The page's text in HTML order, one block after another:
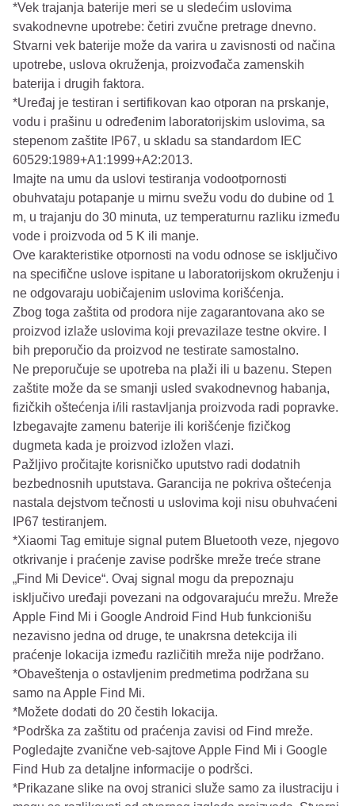
*Vek trajanja baterije meri se u sledećim uslovima
svakodnevne upotrebe: četiri zvučne pretrage dnevno.
Stvarni vek baterije može da varira u zavisnosti od načina
upotrebe, uslova okruženja, proizvođača zamenskih
baterija i drugih faktora.
*Uređaj je testiran i sertifikovan kao otporan na prskanje,
vodu i prašinu u određenim laboratorijskim uslovima, sa
stepenom zaštite IP67, u skladu sa standardom IEC
60529:1989+A1:1999+A2:2013.
Imajte na umu da uslovi testiranja vodootpornosti
obuhvataju potapanje u mirnu svežu vodu do dubine od 1
m, u trajanju do 30 minuta, uz temperaturnu razliku između
vode i proizvoda od 5 K ili manje.
Ove karakteristike otpornosti na vodu odnose se isključivo
na specifične uslove ispitane u laboratorijskom okruženju i
ne odgovaraju uobičajenim uslovima korišćenja.
Zbog toga zaštita od prodora nije zagarantovana ako se
proizvod izlaže uslovima koji prevazilaze testne okvire. I
bih preporučio da proizvod ne testirate samostalno.
Ne preporučuje se upotreba na plaži ili u bazenu. Stepen
zaštite može da se smanji usled svakodnevnog habanja,
fizičkih oštećenja i/ili rastavljanja proizvoda radi popravke.
Izbegavajte zamenu baterije ili korišćenje fizičkog
dugmeta kada je proizvod izložen vlazi.
Pažljivo pročitajte korisničko uputstvo radi dodatnih
bezbednosnih uputstava. Garancija ne pokriva oštećenja
nastala dejstvom tečnosti u uslovima koji nisu obuhvaćeni
IP67 testiranjem.
*Xiaomi Tag emituje signal putem Bluetooth veze, njegovo
otkrivanje i praćenje zavise podrške mreže treće strane
„Find Mi Device“. Ovaj signal mogu da prepoznaju
isključivo uređaji povezani na odgovarajuću mrežu. Mreže
Apple Find Mi i Google Android Find Hub funkcionišu
nezavisno jedna od druge, te unakrsna detekcija ili
praćenje lokacija između različitih mreža nije podržano.
*Obaveštenja o ostavljenim predmetima podržana su
samo na Apple Find Mi.
*Možete dodati do 20 čestih lokacija.
*Podrška za zaštitu od praćenja zavisi od Find mreže.
Pogledajte zvanične veb-sajtove Apple Find Mi i Google
Find Hub za detaljne informacije o podršci.
*Prikazane slike na ovoj stranici služe samo za ilustraciju i